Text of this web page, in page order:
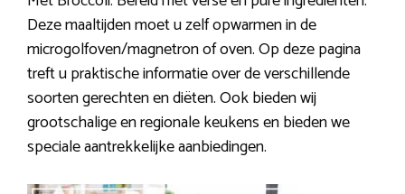
Deze maaltijden moet u zelf opwarmen in de
microgolfoven/magnetron of oven. Op deze pagina
treft u praktische informatie over de verschillende
soorten gerechten en diëten. Ook bieden wij
grootschalige en regionale keukens en bieden we
speciale aantrekkelijke aanbiedingen.